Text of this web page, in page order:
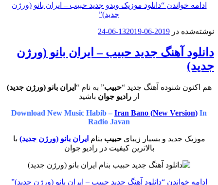
ادامه خواندن “دانلود موزیک ویدو جدید حبیب – ایران بانو (ورژن
جدید)”
نوشته‌شده در 2019-06-13
2019-06-24
دانلود آهنگ جدید حبیب – ایران بانو (ورژن
جدید)
هم اکنون شنوده آهنگ جدید “حبیب” به نام “ ایران بانو (ورژن جدید)
از رادیو جوان باشید
Download New Music Habib – Iran Bano (New Version) In
Radio Javan
موزیک جدید و بسیار زیبایحبیب بنام ایران بانو (ورژن جدید) با
بالاترین کیفیت در رادیو جوان
ادامه خواندن “دانلود آهنگ جدید حبیب – ایران بانو (ورژن جدید)”